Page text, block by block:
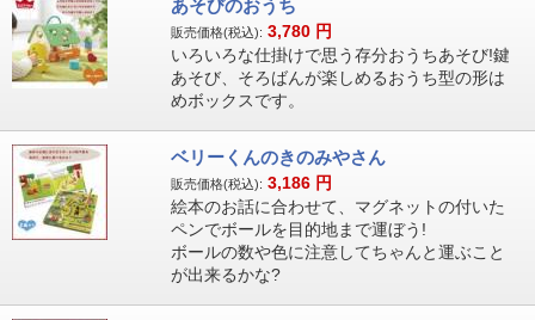
あそびのおうち
販売価格(税込): 3,780 円
いろいろな仕掛けで思う存分おうちあそび!鍵
あそび、そろばんが楽しめるおうち型の形は
めボックスです。
ベリーくんのきのみやさん
販売価格(税込): 3,186 円
絵本のお話に合わせて、マグネットの付いた
ペンでボールを目的地まで運ぼう!
ボールの数や色に注意してちゃんと運ぶこと
が出来るかな?